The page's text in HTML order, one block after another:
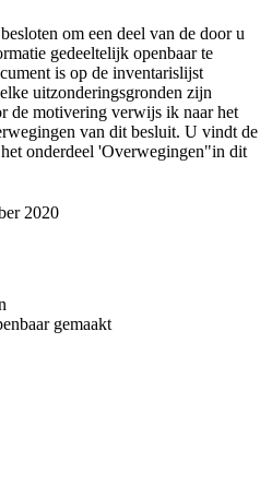
om een deel van de door u
gedeeltelijk openbaar te
is op de inventarislijst
uitzonderingsgronden zijn
de motivering verwijs ik naar het
van dit besluit. U vindt de
onderdeel 'Overwegingen"in dit
2020
gemaakt